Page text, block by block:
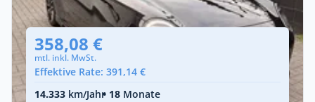
Elektro • Automatik •218 PS (160 kW)
358,08 €
mtl. inkl. MwSt.
Effektive Rate: 391,14 €
14.333 km/Jahr• 18 Monate